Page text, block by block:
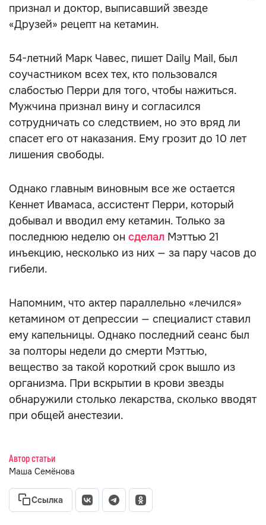
признал и доктор, выписавший звезде
«Друзей» рецепт на кетамин.
54-летний Марк Чавес, пишет Daily Mail, был
соучастником всех тех, кто пользовался
слабостью Перри для того, чтобы нажиться.
Мужчина признал вину и согласился
сотрудничать со следствием, но это вряд ли
спасет его от наказания. Ему грозит до 10 лет
лишения свободы.
Однако главным виновным все же остается
Кеннет Ивамаса, ассистент Перри, который
добывал и вводил ему кетамин. Только за
последнюю неделю он сделал Мэттью 21
инъекцию, несколько из них — за пару часов до
гибели.
Напомним, что актер параллельно «лечился»
кетамином от депрессии — специалист ставил
ему капельницы. Однако последний сеанс был
за полторы недели до смерти Мэттью,
вещество за такой короткий срок вышло из
организма. При вскрытии в крови звезды
обнаружили столько лекарства, сколько вводят
при общей анестезии.
Автор статьи
Маша Семёнова
Ссылка